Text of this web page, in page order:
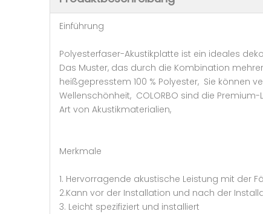
Einführung
Polyesterfaser-Akustikplatte ist ein ideales
Das Muster, das durch die Kombination
heißgepresstem 100 % Polyester, Sie können
Wellenschönheit, COLORBO sind die
Art von Akustikmaterialien,
Merkmale
1. Hervorragende akustische Leistung mit der
2.Kann vor der Installation und nach der
3. Leicht spezifiziert und installiert